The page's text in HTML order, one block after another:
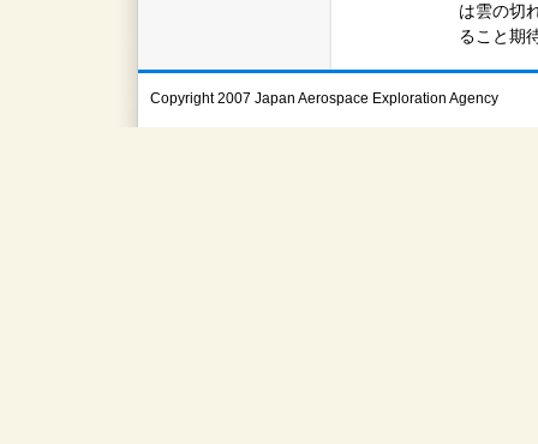
は雲の切
ること期
Copyright 2007 Japan Aerospace Exploration Agency